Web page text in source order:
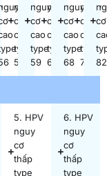
nguy
cơ
cao
type
58
nguy
cơ
cao
type
59
nguy
cơ
cao
type
66
nguy
cơ
cao
type
68
nguy
cơ
cao
type
73
cơ
82
5. HPV
nguy
cơ
thấp
type
6. HPV
nguy
cơ
thấp
type